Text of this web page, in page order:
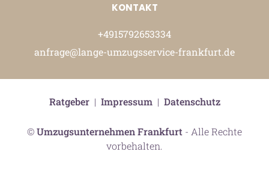
KONTAKT
+4915792653334
anfrage@lange-umzugsservice-frankfurt.de
©Umzugsunternehmen Frankfurt - Alle Rechte
vorbehalten.
Ratgeber| Impressum| Datenschutz